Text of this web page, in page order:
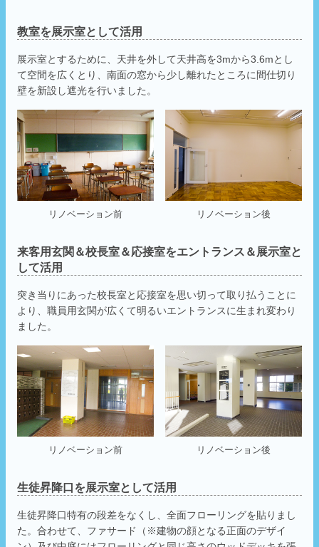
教室を展示室として活用
展示室とするために、天井を外して天井高を3mから3.6mとし
て空間を広くとり、南面の窓から少し離れたところに間仕切り
壁を新設し遮光を行いました。
リノベーション前 リノベーション後
来客用玄関＆校長室＆応接室をエントランス＆展示室と
して活用
突き当りにあった校長室と応接室を思い切って取り払うことに
より、職員用玄関が広くて明るいエントランスに生まれ変わり
ました。
リノベーション前 リノベーション後
生徒昇降口を展示室として活用
生徒昇降口特有の段差をなくし、全面フローリングを貼りまし
た。合わせて、ファサード（※建物の顔となる正面のデザイ